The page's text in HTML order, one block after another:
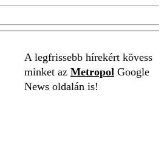
A legfrissebb hírekért kövess
minket az Metropol Google
News oldalán is!